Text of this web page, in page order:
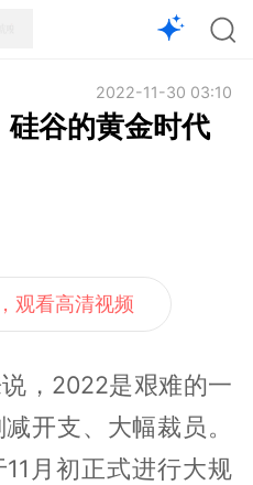
2022-11-30 03:10
谷的黄金时代
观看高清视频
，2022是艰难的一
开支、大幅裁员。
月初正式进行大规